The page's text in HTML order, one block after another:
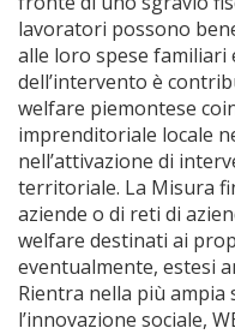
lavoratori possono
alle loro spese familiari
dell’intervento è
welfare piemontese
imprenditoriale locale
nell’attivazione di
territoriale. La Misura
aziende o di reti di
welfare destinati ai
eventualmente, estesi
Rientra nella più
l’innovazione sociale,